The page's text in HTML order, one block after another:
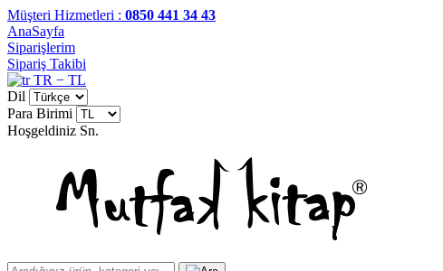
Müşteri Hizmetleri : 0850 441 34 43
AnaSayfa
Siparişlerim
Sipariş Takibi
TR − TL
Dil
Para Birimi
Hoşgeldiniz Sn.